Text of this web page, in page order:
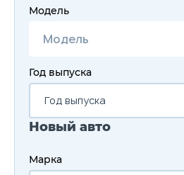
Модель
Год выпуска
Год выпуска
Новый авто
Марка